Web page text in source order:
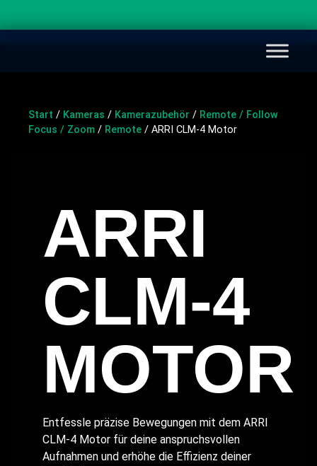
Start / Kameras / Kamerazubehör / Remote / Follow
Focus / Zoom / Remote / ARRI CLM-4 Motor
ARRI
CLM-4
MOTOR
Entfessle präzise Bewegungen mit dem ARRI
CLM-4 Motor für deine anspruchsvollen
Aufnahmen und erhöhe die Effizienz deiner